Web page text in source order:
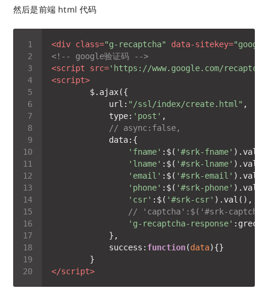
然后是前端 html 代码
<div class="g-recaptcha" data-sitekey=
<!-- google验证码 -->
<script src='https://www.google.com/
<script>
url : "/ssl/index/create.html"
type: 'post'
// async:false,
'fname' :$( '#srk-fname'
'lname' :$( '#srk-lname'
'email' :$( '#srk-email'
'phone' :$( '#srk-phone'
'csr' :$( '#srk-csr'
// 'captcha':$('#srk-
'g-recaptcha-response'
success : function(data)
</script>